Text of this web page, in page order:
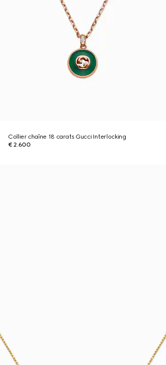
Collier chaîne 18 carats Gucci Interlocking
€ 2.600